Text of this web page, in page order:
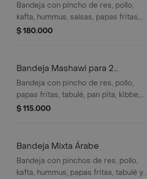
Bandeja con pincho de res, pollo,
kafta, hummus, salsas, papas fritas,
tabulé, pan pita, kibbe, falafel y
$ 180.000
Bandeja Mashawi para 2
Personas
Bandeja con pincho de res, pollo,
papas fritas, tabulé, pan pita, kibbe,
falafel y salsas.
$ 115.000
Bandeja Mixta Árabe
Bandeja con pinchos de res, pollo,
kafta, hummus, papas fritas, tabulé y